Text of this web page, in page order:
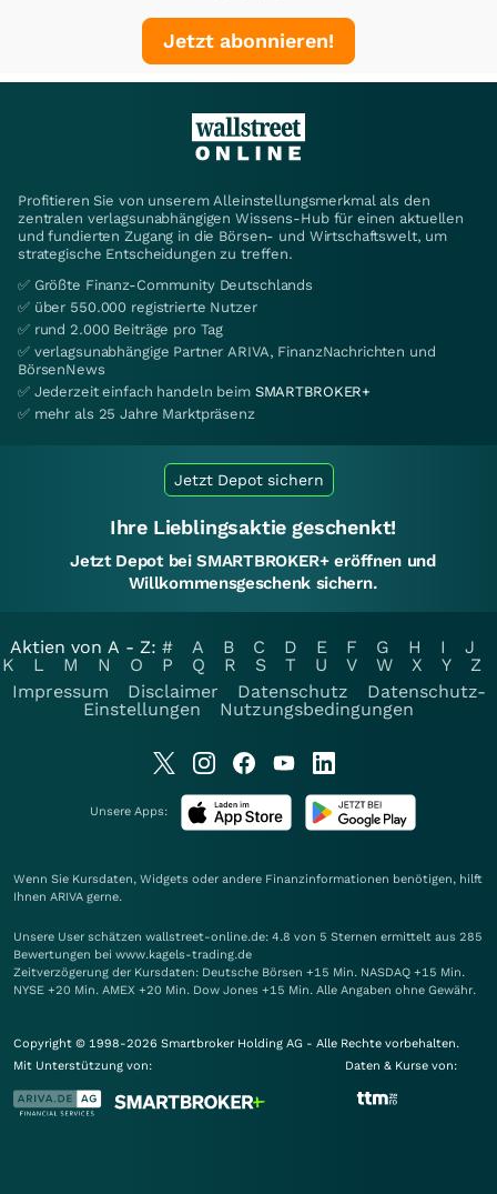
Jetzt abonnieren!
Profitieren Sie von unserem Alleinstellungsmerkmal als den
zentralen verlagsunabhängigen Wissens-Hub für einen aktuellen
und fundierten Zugang in die Börsen- und Wirtschaftswelt, um
strategische Entscheidungen zu treffen.
✅ Größte Finanz-Community Deutschlands
✅ über 550.000 registrierte Nutzer
✅ rund 2.000 Beiträge pro Tag
✅ verlagsunabhängige Partner ARIVA, FinanzNachrichten und
BörsenNews
✅ Jederzeit einfach handeln beim SMARTBROKER+
✅ mehr als 25 Jahre Marktpräsenz
Jetzt Depot sichern
Ihre Lieblingsaktie geschenkt!
Jetzt Depot bei SMARTBROKER+ eröffnen und
Willkommensgeschenk sichern.
Aktien von A - Z: # A B C D E F G H I
J
K
L M N O P Q R S T U V W X Y
Z
Impressum
Disclaimer Datenschutz
Datenschutz-
Einstellungen
Nutzungsbedingungen
Unsere Apps:
Wenn Sie Kursdaten, Widgets oder andere Finanzinformationen benötigen, hilft
Ihnen ARIVA gerne.
Unsere User schätzen wallstreet-online.de: 4.8 von 5 Sternen ermittelt aus 285
Bewertungen bei www.kagels-trading.de
Zeitverzögerung der Kursdaten: Deutsche Börsen +15 Min. NASDAQ +15 Min.
NYSE +20 Min. AMEX +20 Min. Dow Jones +15 Min. Alle Angaben ohne Gewähr.
Copyright © 1998-2026 Smartbroker Holding AG - Alle Rechte vorbehalten.
Mit Unterstützung von:
Daten & Kurse von: